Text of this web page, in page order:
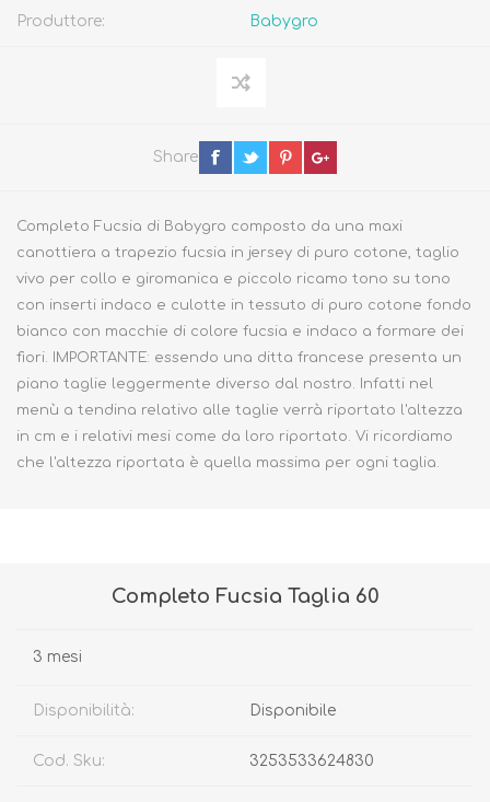
Produttore: Babygro
Share
Completo Fucsia di Babygro composto da una maxi
canottiera a trapezio fucsia in jersey di puro cotone, taglio
vivo per collo e giromanica e piccolo ricamo tono su tono
con inserti indaco e culotte in tessuto di puro cotone fondo
bianco con macchie di colore fucsia e indaco a formare dei
fiori. IMPORTANTE: essendo una ditta francese presenta un
piano taglie leggermente diverso dal nostro. Infatti nel
menù a tendina relativo alle taglie verrà riportato l'altezza
in cm e i relativi mesi come da loro riportato. Vi ricordiamo
che l'altezza riportata è quella massima per ogni taglia.
Completo Fucsia Taglia 60
3 mesi
Disponibilità: Disponibile
Cod. Sku: 3253533624830